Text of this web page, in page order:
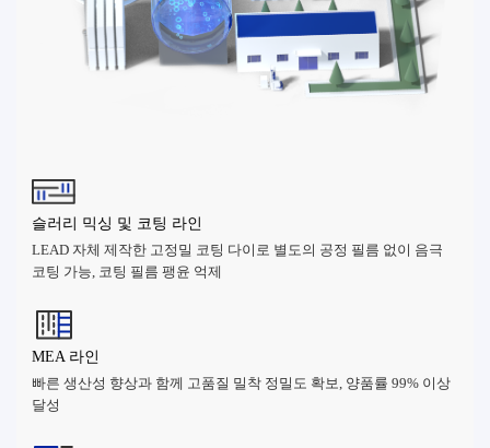
슬러리 믹싱 및 코팅 라인
LEAD 자체 제작한 고정밀 코팅 다이로 별도의 공정 필름 없이 음극
코팅 가능, 코팅 필름 팽윤 억제
MEA 라인
빠른 생산성 향상과 함께 고품질 밀착 정밀도 확보, 양품률 99% 이상
달성